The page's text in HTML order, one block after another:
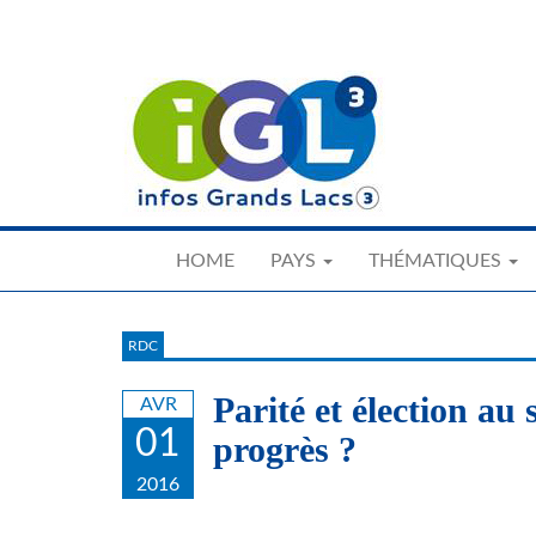
HOME PAYS THÉMATIQUES
RDC
AVR
01
2016
Parité et élection au
progrès ?